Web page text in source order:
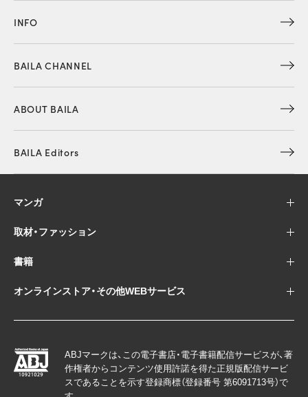
INFO
BAILA CHANNEL
ABOUT BAILA
BAILA Editors
マンガ
取材・ファッション
書籍
オンラインストア・その他WEBサービス
ABJマークは、この電子書店・電子書籍配信サービスが、著
作権者からコンテンツ使用許諾を得た正規版配信サービ
スであることを示す登録商標（登録番号 第6091713号）で